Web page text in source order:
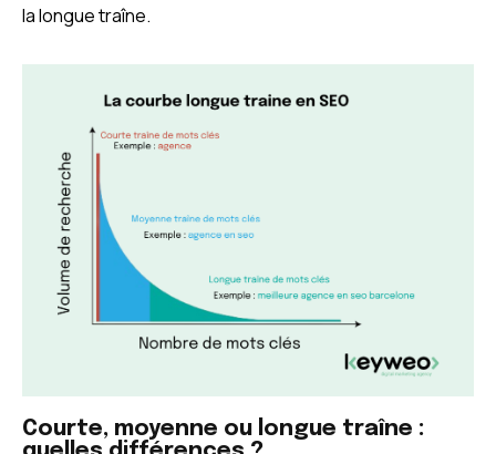
la longue traîne.
Courte, moyenne ou longue traîne :